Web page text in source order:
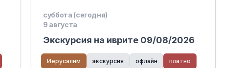
суббота (сегодня)
9 августа
Экскурсия на иврите 09/08/2026
Иерусалим экскурсия офлайн платно